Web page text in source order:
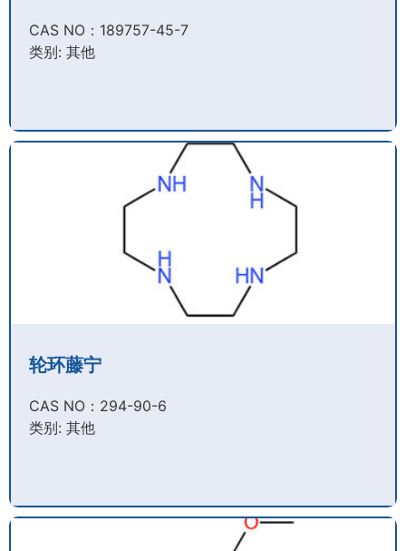
CAS NO：189757-45-7​
类别: 其他
轮环藤宁
CAS NO：294-90-6​
类别: 其他